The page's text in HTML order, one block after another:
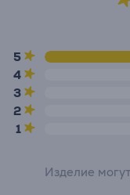
5
4
3
2
1
Изделие